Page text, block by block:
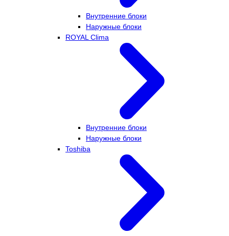
Внутренние блоки
Наружные блоки
ROYAL Clima
Внутренние блоки
Наружные блоки
Toshiba